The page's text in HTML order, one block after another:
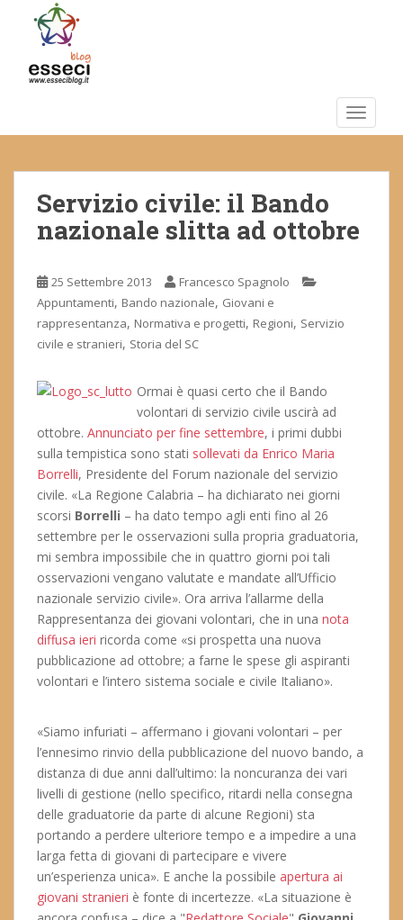
m
Servizio civile: il Bando
nazionale slitta ad ottobre
25 Settembre 2013
Francesco Spagnolo
Appuntamenti, Bando nazionale, Giovani e
rappresentanza, Normativa e progetti, Regioni, Servizio
civile e stranieri, Storia del SC
Ormai è quasi certo che il Bando
volontari di servizio civile uscirà ad
ottobre. Annunciato per fine settembre, i primi dubbi
sulla tempistica sono stati sollevati da Enrico Maria
Borrelli, Presidente del Forum nazionale del servizio
civile. «La Regione Calabria – ha dichiarato nei giorni
scorsi Borrelli – ha dato tempo agli enti fino al 26
settembre per le osservazioni sulla propria graduatoria,
mi sembra impossibile che in quattro giorni poi tali
osservazioni vengano valutate e mandate all’Ufficio
nazionale servizio civile». Ora arriva l’allarme della
Rappresentanza dei giovani volontari, che in una nota
diffusa ieri ricorda come «si prospetta una nuova
pubblicazione ad ottobre; a farne le spese gli aspiranti
volontari e l’intero sistema sociale e civile Italiano».
«Siamo infuriati – affermano i giovani volontari – per
l’ennesimo rinvio della pubblicazione del nuovo bando, a
distanza di due anni dall’ultimo: la noncuranza dei vari
livelli di gestione (nello specifico, ritardi nella consegna
delle graduatorie da parte di alcune Regioni) sta
portando a perdere ulteriore tempo e a impedire a una
larga fetta di giovani di partecipare e vivere
un’esperienza unica». E anche la possibile apertura ai
giovani stranieri è fonte di incertezze. «La situazione è